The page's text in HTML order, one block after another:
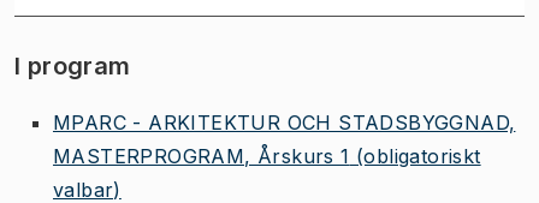
I program
MPARC - ARKITEKTUR OCH STADSBYGGNAD,
MASTERPROGRAM, Årskurs 1 (obligatoriskt
valbar)